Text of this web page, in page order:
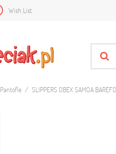
Wish List
Pantofle SLIPPERS OBEX SAMOA